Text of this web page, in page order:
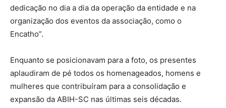
dedicação no dia a dia da operação da entidade e na
organização dos eventos da associação, como o
Encatho”.
Enquanto se posicionavam para a foto, os presentes
aplaudiram de pé todos os homenageados, homens e
mulheres que contribuíram para a consolidação e
expansão da ABIH-SC nas últimas seis décadas.